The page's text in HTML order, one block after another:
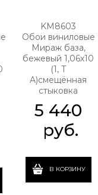
KM8603
Обои виниловые
Мираж база,
бежевый 1,06х10
(1, Т
A)смещённая
стыковка
5 440
руб.
В КОРЗИНУ